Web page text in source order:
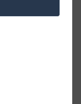
Chào